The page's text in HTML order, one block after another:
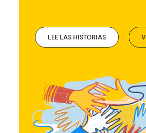
LEE LAS HISTORIAS